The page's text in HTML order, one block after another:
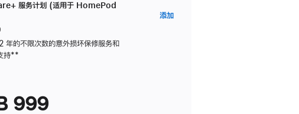
服务计划 (适用于 HomePod
年的不限次数的意外损坏保修服务和
持脚
**
添加AppleCare+
999